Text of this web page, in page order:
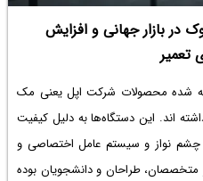
بازار جهانی و افزایش
تعمیر
شده محصولات شرکت اپل یعنی مک
اند. این دستگاه‌ها به دلیل کیفیت
چشم نواز و سیستم عامل اختصاصی و
متخصصان، طراحان و دانشجویان بوده